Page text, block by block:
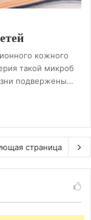
кожного
такой микроб
подвержены…
страница